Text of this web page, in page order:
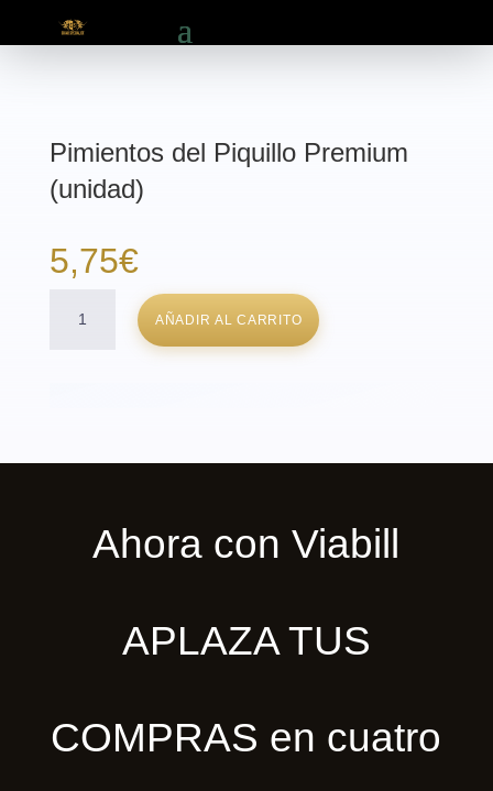
Pimientos del Piquillo Premium
(unidad)
5,75€
AÑADIR AL CARRITO
Ahora con Viabill
APLAZA TUS
COMPRAS en cuatro